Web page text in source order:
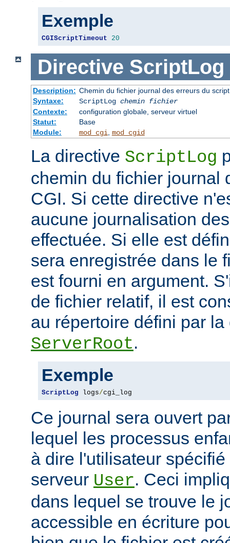
Exemple
CGIScriptTimeout 20
Directive ScriptLog
Description: Chemin du fichier journal des erreurs du
Syntaxe:
ScriptLog chemin fichier
Contexte:
configuration globale, serveur virtuel
Statut:
Base
Module:
mod_cgi, mod_cgid
La directive ScriptLog
chemin du fichier journal
CGI. Si cette directive
aucune journalisation
effectuée. Si elle est
sera enregistrée dans le
est fourni en argument.
de fichier relatif, il est
au répertoire défini par la
ServerRoot.
Exemple
ScriptLog logs/cgi_log
Ce journal sera ouvert
lequel les processus
à dire l'utilisateur
serveur User. Ceci
dans lequel se trouve le
accessible en écriture